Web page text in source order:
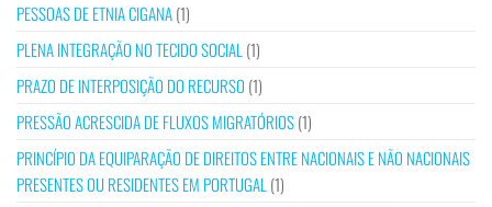
PESSOAS DE ETNIA CIGANA(1)
PLENA INTEGRAÇÃO NO TECIDO SOCIAL (1)
PRAZO DE INTERPOSIÇÃO DO RECURSO (1)
PRESSÃO ACRESCIDA DE FLUXOS MIGRATÓRIOS(1)
PRINCÍPIO DA EQUIPARAÇÃO DE DIREITOS ENTRE NACIONAIS E NÃO NACIONAIS
PRESENTES OU RESIDENTES EM PORTUGAL (1)